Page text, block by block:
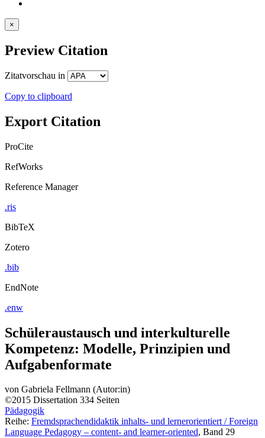
Export Citation
Schüleraustausch und interkulturelle
Kompetenz: Modelle, Prinzipien und
Aufgabenformate
vonGabriela Fellmann (Autor:in)
©2015 Dissertation
Pädagogik
Reihe:Fremdsprachendidaktik inhalts- und lernerorientiert / Foreign